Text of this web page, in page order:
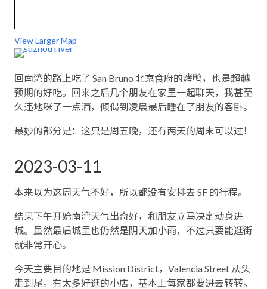
View Larger Map
回南湾的路上吃了 San Bruno 北京食府的烤鸭，也是超越
预期的好吃。回来之后几个朋友在家里一起聊天，我甚至
久违地咪了一点酒，倾偈到凌晨最后睡在了朋友的客卧。
最妙的部分是：这只是周五晚，还有两天的周末可以过！
2023-03-11
本来以为这周天气不好，所以都没有安排去 SF 的行程。
结果下午开始南湾天气出奇好，和朋友立马决定动身进
城。虽然最后城里也仍然是阴天加小雨，不过只要能逛街
就非常开心。
今天主要目的地是 Mission District，Valencia Street 从头
走到尾。有太多好逛的小店，基本上每家都要进去转转。